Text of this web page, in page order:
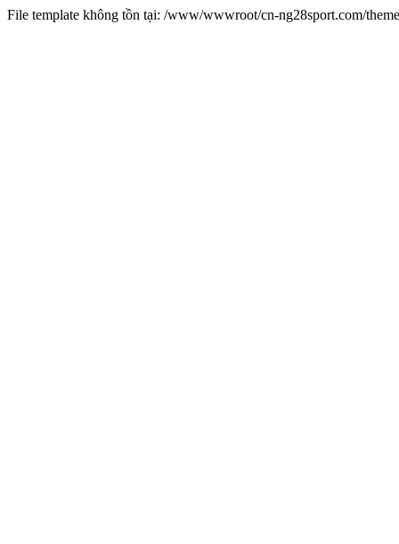
File template không tồn tại: /www/wwwroot/cn-ng28sport.com/